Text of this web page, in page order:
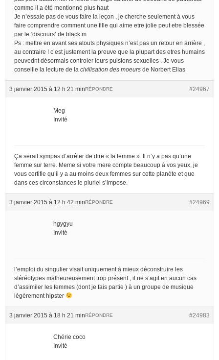
comme il a été mentionné plus haut
Je n’essaie pas de vous faire la leçon , je cherche seulement à vous
faire comprendre comment une fille qui aime etre jolie peut etre blessée
par le ‘discours’ de black m
Ps : mettre en avant ses atouts physiques n’est pas un retour en arrière ,
au contraire ! c’est justement la preuve que la plupart des etres humains
peuvednt désormais controler leurs pulsions sexuelles . Je vous
conseille la lecture de la civilisation des moeurs de Norbert Elias
3 janvier 2015 à 12 h 21 min #24967
RÉPONDRE
Meg
Invité
Ça serait sympas d’arrêter de dire « la femme ». Il n’y a pas qu’une
femme sur terre. Meme si votre mere compte beaucoup à vos yeux, je
vous certifie qu’il y a au moins deux femmes sur cette planète et que
dans ces circonstances le pluriel s’impose.
3 janvier 2015 à 12 h 42 min #24969
RÉPONDRE
hgygyu
Invité
l’emploi du singulier visait uniquement à mieux déconstruire les
stéréotypes malheureusement trop présent , il ne s’agit en aucun cas
d’assimiler les femmes (dont je fais partie ) à un groupe de musique
légèrement hipster
3 janvier 2015 à 18 h 21 min #24983
RÉPONDRE
Chérie coco
Invité